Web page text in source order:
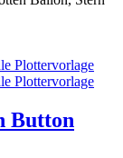
Button